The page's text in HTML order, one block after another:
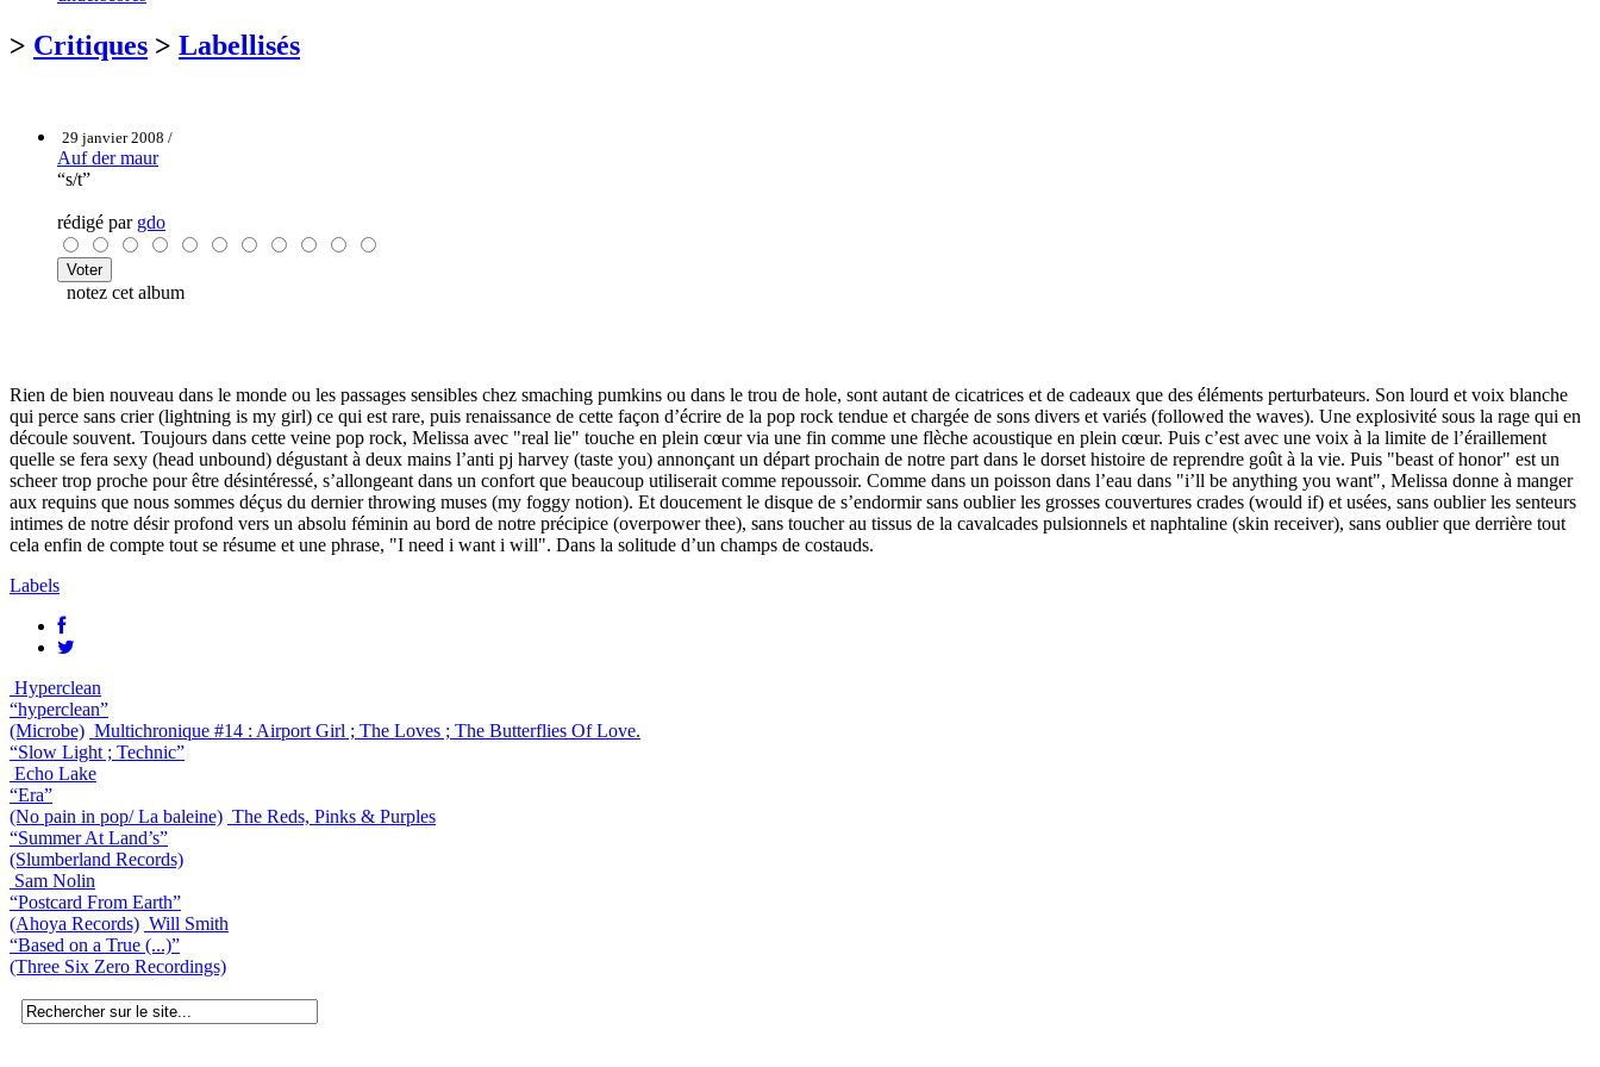
> Critiques > Labellisés
29 janvier 2008 /
Auf der maur
“s/t”
rédigé par gdo
notez cet album
Rien de bien nouveau dans le monde ou les passages sensibles chez smaching pumkins ou dans le trou de hole, sont autant de cicatrices et de cadeaux que des éléments perturbateurs. Son lourd et voix blanche
qui perce sans crier (lightning is my girl) ce qui est rare, puis renaissance de cette façon d’écrire de la pop rock tendue et chargée de sons divers et variés (followed the waves). Une explosivité sous la rage qui en
découle souvent. Toujours dans cette veine pop rock, Melissa avec "real lie" touche en plein cœur via une fin comme une flèche acoustique en plein cœur. Puis c’est avec une voix à la limite de l’éraillement
quelle se fera sexy (head unbound) dégustant à deux mains l’anti pj harvey (taste you) annonçant un départ prochain de notre part dans le dorset histoire de reprendre goût à la vie. Puis "beast of honor" est un
scheer trop proche pour être désintéressé, s’allongeant dans un confort que beaucoup utiliserait comme repoussoir. Comme dans un poisson dans l’eau dans "i’ll be anything you want", Melissa donne à manger
aux requins que nous sommes déçus du dernier throwing muses (my foggy notion). Et doucement le disque de s’endormir sans oublier les grosses couvertures crades (would if) et usées, sans oublier les senteurs
intimes de notre désir profond vers un absolu féminin au bord de notre précipice (overpower thee), sans toucher au tissus de la cavalcades pulsionnels et naphtaline (skin receiver), sans oublier que derrière tout
cela enfin de compte tout se résume et une phrase, "I need i want i will". Dans la solitude d’un champs de costauds.
Labels
Hyperclean
“hyperclean”
(Microbe) Multichronique #14 : Airport Girl ; The Loves ; The Butterflies Of Love.
“Slow Light ; Technic”
Echo Lake
“Era”
(No pain in pop/ La baleine) The Reds, Pinks & Purples
“Summer At Land’s”
(Slumberland Records)
Sam Nolin
“Postcard From Earth”
(Ahoya Records) Will Smith
“Based on a True (...)”
(Three Six Zero Recordings)